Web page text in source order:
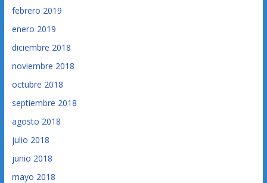
febrero 2019
enero 2019
diciembre 2018
noviembre 2018
octubre 2018
septiembre 2018
agosto 2018
julio 2018
junio 2018
mayo 2018